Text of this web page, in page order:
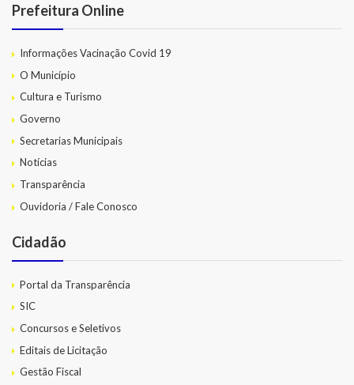
Prefeitura Online
Informações Vacinação Covid 19
O Município
Cultura e Turismo
Governo
Secretarias Municipais
Notícias
Transparência
Ouvidoria / Fale Conosco
Cidadão
Portal da Transparência
SIC
Concursos e Seletivos
Editais de Licitação
Gestão Fiscal